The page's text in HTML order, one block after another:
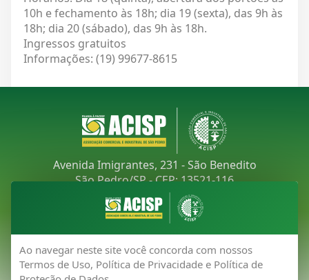
Ao navegar neste site você concorda com nossos
Termos de Uso, Política de Privacidade e Política de
10h e fechamento às 18h; dia 19 (sexta), das 9h às
18h; dia 20 (sábado), das 9h às 18h.
Ingressos gratuitos
Informações: (19) 99677-8615
Avenida Imigrantes, 231 - São Benedito
São Pedro/SP - CEP: 13521-116
Telefone:(19) 3481-9030
acisp@acispsaopedro.com.br